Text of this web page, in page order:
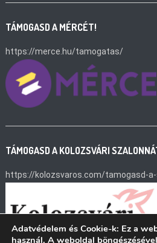
TÁMOGASD A MÉRCÉT!
https://merce.hu/tamogatas/
TÁMOGASD A KOLOZSVÁRI
https://kolozsvaros.com/tamogasd-
Adatvédelem és Cookie-k: Ez a
használ. A weboldal